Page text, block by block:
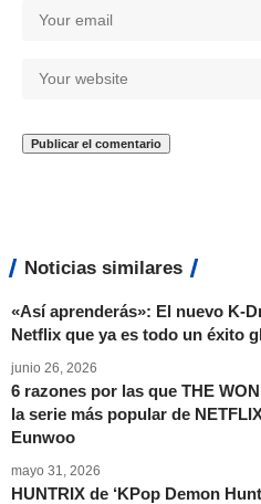
Noticias similares
«Así aprenderás»: El nuevo K-
Netflix que ya es todo un éxito
junio 26, 2026
6 razones por las que THE
la serie más popular de
Eunwoo
mayo 31, 2026
HUNTRIX de ‘KPop Demon